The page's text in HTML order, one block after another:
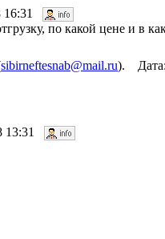
16:31
по какой цене и в
sibirneftesnab@mail.ru). Дата:
13:31